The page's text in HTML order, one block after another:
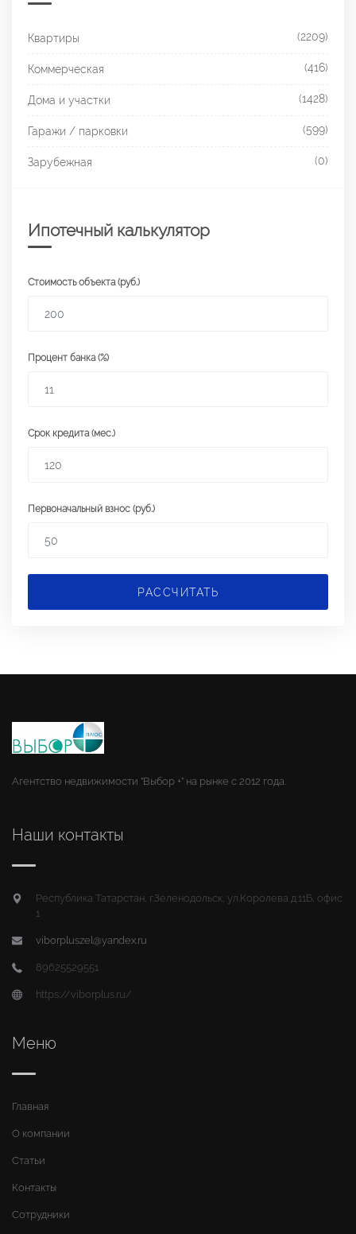
Квартиры (2209)
Коммерческая (416)
Дома и участки (1428)
Гаражи / парковки (599)
Зарубежная (0)
Ипотечный калькулятор
Стоимость объекта (руб.)
Процент банка (%)
Срок кредита (мес.)
Первоначальный взнос (руб.)
РАССЧИТАТЬ
Агентство недвижимости "Выбор +" на рынке с 2012 года.
Наши контакты
Республика Татарстан, г.Зеленодольск, ул.Королева д.11Б, офис
1
viborpluszel@yandex.ru
89625529551
https://viborplus.ru/
Меню
Главная
О компании
Статьи
Контакты
Сотрудники